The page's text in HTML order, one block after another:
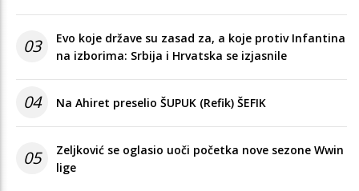
03
Evo koje države su zasad za, a koje protiv Infantina
na izborima: Srbija i Hrvatska se izjasnile
04 Na Ahiret preselio ŠUPUK (Refik) ŠEFIK
05
Zeljković se oglasio uoči početka nove sezone Wwin
lige